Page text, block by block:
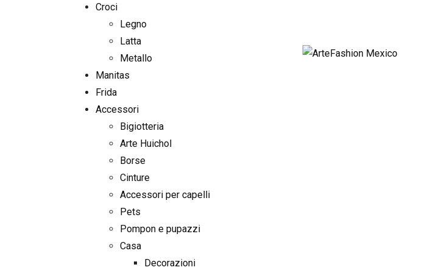
Croci
Legno
Latta
Metallo
Manitas
Frida
Accessori
Bigiotteria
Arte Huichol
Borse
Cinture
Accessori per capelli
Pets
Pompon e pupazzi
Casa
Decorazioni